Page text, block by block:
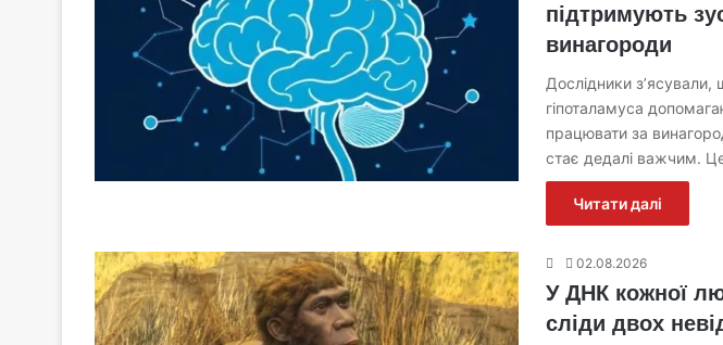
підтримують
винагороди
Дослідники
гіпоталамуса
працювати за
стає дедалі важчим.
Читати далі
02.08.2026
У ДНК кожної
сліди двох